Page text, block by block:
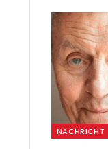
NACHRICHT